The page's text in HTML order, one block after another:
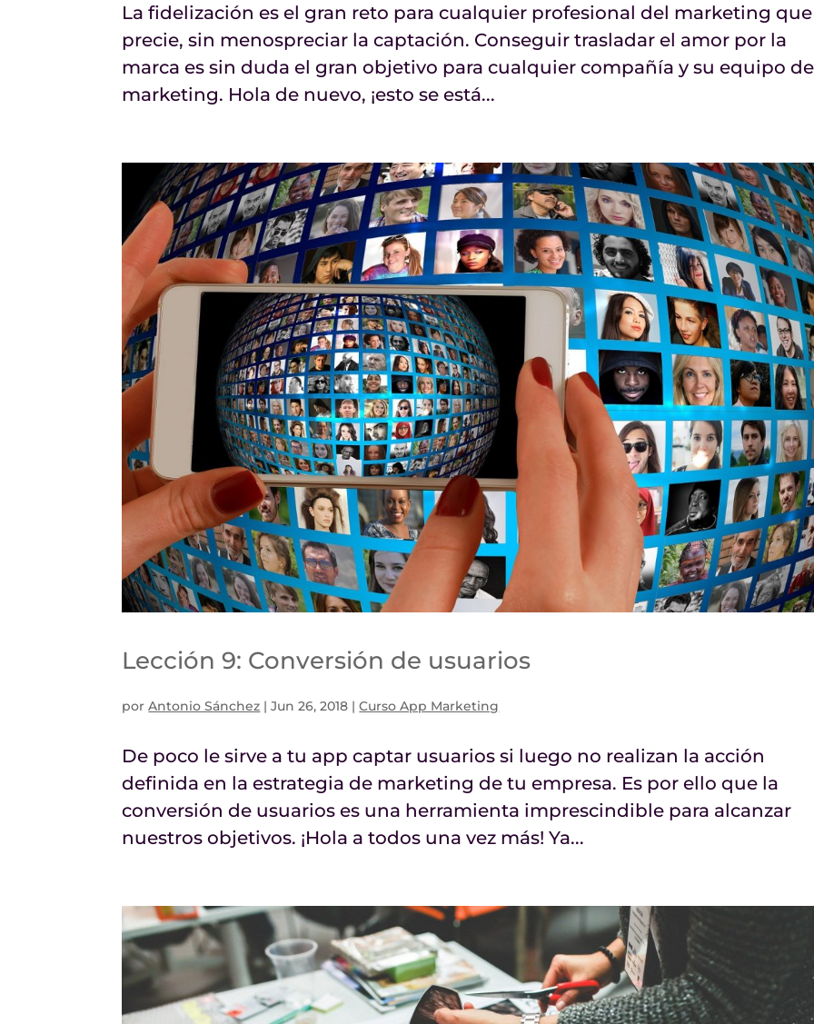
La fidelización es el gran reto para cualquier profesional del marketing que
precie, sin menospreciar la captación. Conseguir trasladar el amor por la
marca es sin duda el gran objetivo para cualquier compañía y su equipo de
marketing. Hola de nuevo, ¡esto se está...
Lección 9: Conversión de usuarios
porAntonio Sánchez |Jun 26, 2018 |Curso App Marketing
De poco le sirve a tu app captar usuarios si luego no realizan la acción
definida en la estrategia de marketing de tu empresa. Es por ello que la
conversión de usuarios es una herramienta imprescindible para alcanzar
nuestros objetivos. ¡Hola a todos una vez más! Ya...